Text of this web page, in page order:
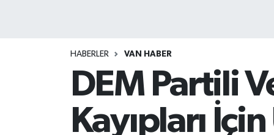
HABERLER VAN HABER
DEM Partili
Kayıpları
Haber Arşivi